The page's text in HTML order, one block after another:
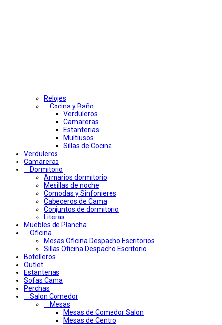
Relojes
Cocina y Baño
Verduleros
Camareras
Estanterias
Multiusos
Sillas de Cocina
Verduleros
Camareras
Dormitorio
Armarios dormitorio
Mesillas de noche
Comodas y Sinfonieres
Cabeceros de Cama
Conjuntos de dormitorio
Literas
Muebles de Plancha
Oficina
Mesas Oficina Despacho Escritorios
Sillas Oficina Despacho Escritorio
Botelleros
Outlet
Estanterias
Sofas Cama
Perchas
Salon Comedor
Mesas
Mesas de Comedor Salon
Mesas de Centro